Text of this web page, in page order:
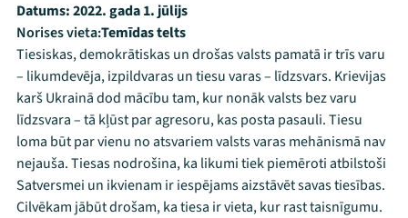
Datums:2022. gada 1. jūlijs
Norises vieta:Temīdas telts
Tiesiskas, demokrātiskas un drošas valsts pamatā ir trīs varu
– likumdevēja, izpildvaras un tiesu varas – līdzsvars. Krievijas
karš Ukrainā dod mācību tam, kur nonāk valsts bez varu
līdzsvara – tā kļūst par agresoru, kas posta pasauli. Tiesu
loma būt par vienu no atsvariem valsts varas mehānismā nav
nejauša. Tiesas nodrošina, ka likumi tiek piemēroti atbilstoši
Satversmei un ikvienam ir iespējams aizstāvēt savas tiesības.
Cilvēkam jābūt drošam, ka tiesa ir vieta, kur rast taisnīgumu.